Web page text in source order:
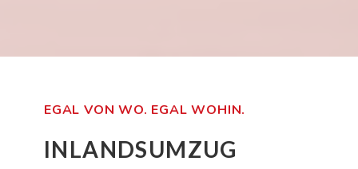
EGAL VON WO. EGAL WOHIN.
INLANDSUMZUG